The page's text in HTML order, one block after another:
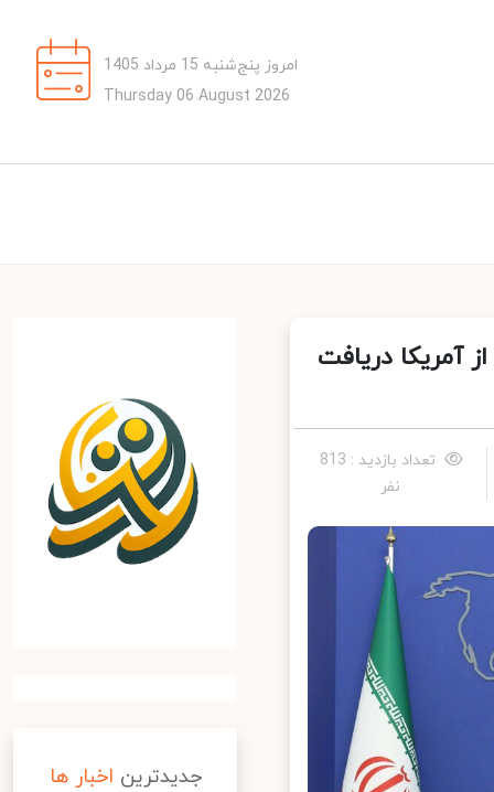
امروز پنج‌شنبه 15 مرداد 1405
Thursday 06 August 2026
آمریکا دریافت
تعداد بازدید : 813
نفر
جدیدترین اخبار ها